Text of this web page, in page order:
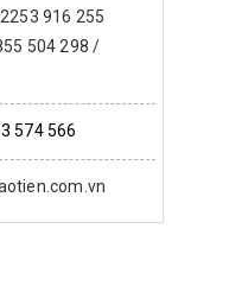
916 255
504 298 /
574 566